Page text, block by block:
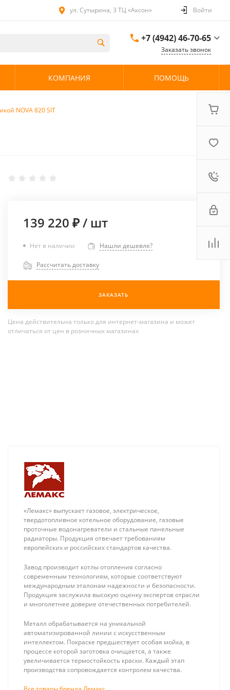
ул. Сутырина, 3 ТЦ «Аксон» Войти
+7 (4942) 46-70-65
ул. Сутырина, 3 ТЦ
Заказать звонок
КОМПАНИЯ ПОМОЩЬ
NOVA 820 SIT
139 220 ₽/ шт
Нет в наличии Нашли дешевле?
Рассчитать доставку
ЗАКАЗАТЬ
Цена действительна только для интернет-магазина и может
отличаться от цен в розничных магазинах
«Лемакс» выпускает газовое, электрическое,
твердотопливное котельное оборудование, газовые
проточные водонагреватели и стальные панельные
радиаторы. Продукция отвечает требованиям
европейских и российских стандартов качества.
Завод производит котлы отопления согласно
современным технологиям, которые соответствуют
международным эталонам надежности и безопасности.
Продукция заслужила высокую оценку экспертов отрасли
и многолетнее доверие отечественных потребителей.
Металл обрабатывается на уникальной
автоматизированной линии с искусственным
интеллектом. Покраске предшествует особая мойка, в
процессе которой заготовка очищается, а также
увеличивается термостойкость краски. Каждый этап
производства сопровождается контролем качества.